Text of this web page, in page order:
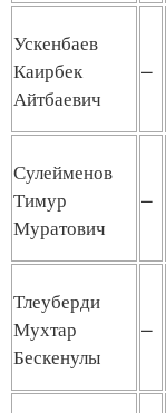
Ускенбаев
Каирбек
Айтбаевич
–
Сулейменов
Тимур
Муратович
–
Тлеуберди
Мухтар
Бескенулы
–